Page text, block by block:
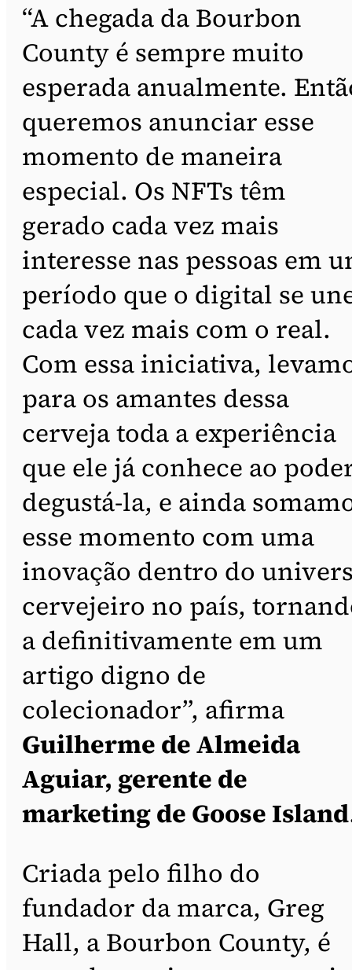
“A chegada da Bourbon
County é sempre muito
esperada anualmente.
queremos anunciar esse
momento de maneira
especial. Os NFTs têm
gerado cada vez mais
interesse nas pessoas em
período que o digital se
cada vez mais com o real.
Com essa iniciativa,
para os amantes dessa
cerveja toda a experiência
que ele já conhece ao
degustá-la, e ainda
esse momento com uma
inovação dentro do
cervejeiro no país,
a definitivamente em um
artigo digno de
colecionador”, afirma
Guilherme de Almeida
Aguiar, gerente de
marketing de Goose Island
Criada pelo filho do
fundador da marca, Greg
Hall, a Bourbon County, é